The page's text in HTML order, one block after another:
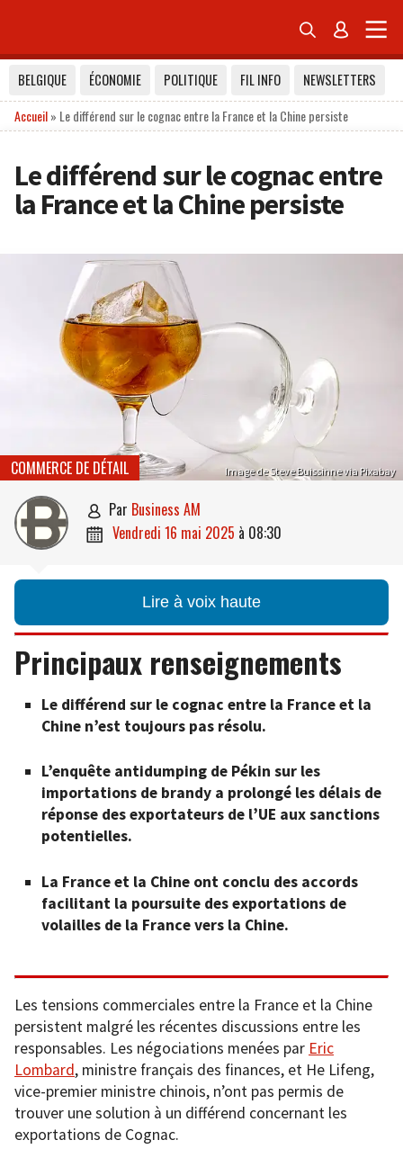
 
BELGIQUE ÉCONOMIE POLITIQUE FIL INFO
NEWSLETTERS
Accueil» Le différend sur le cognac entre la France et la Chine persiste
Le différend sur le cognac entre
la France et la Chine persiste
Image de Steve Buissinne via Pixabay
COMMERCE DE DÉTAIL
 par Business AM
 vendredi 16 mai 2025 à 08:30
Lire à voix haute
Principaux renseignements
Le différend sur le cognac entre la France et la
Chine n’est toujours pas résolu.
L’enquête antidumping de Pékin sur les
importations de brandy a prolongé les délais de
réponse des exportateurs de l’UE aux sanctions
potentielles.
La France et la Chine ont conclu des accords
facilitant la poursuite des exportations de
volailles de la France vers la Chine.
Les tensions commerciales entre la France et la Chine
persistent malgré les récentes discussions entre les
responsables. Les négociations menées par Eric
Lombard, ministre français des finances, et He Lifeng,
vice-premier ministre chinois, n’ont pas permis de
trouver une solution à un différend concernant les
exportations de Cognac.